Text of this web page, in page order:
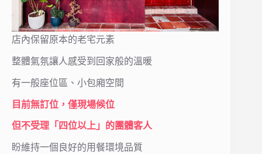
店內保留原本的老宅元素
整體氣氛讓人感受到回家般的溫暖
有一般座位區、小包廂空間
目前無訂位，僅現場候位
但不受理「四位以上」的團體客人
盼維持一個良好的用餐環境品質